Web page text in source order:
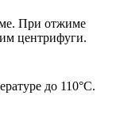
При отжиме
центрифуги.
до 110°С.